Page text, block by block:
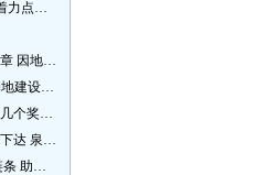
一习话·迈向“十五五”｜“把发展经济的着力点放在实体经济上”
《求是》杂志发表习近平总书记重要文章 因地制宜发展新质生产力
共享“大金砖合作”金色机遇 金砖创新基地建设成效显著
11月16日赛程表来啦！福建健儿将向这几个奖牌发起冲击→
2025年省级新增规上工业企业奖励资金下达 泉州市获补资金居全省首位
晋江发布跨境电商产业地图 展现产业链条 助力“晋品出海”